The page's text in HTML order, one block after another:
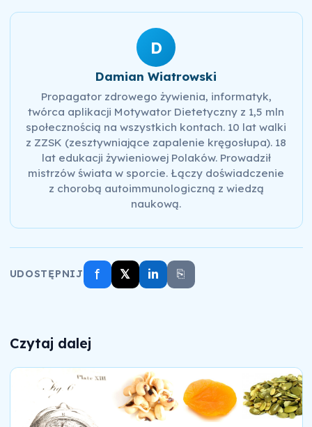
D
Damian Wiatrowski
Propagator zdrowego żywienia, informatyk,
twórca aplikacji Motywator Dietetyczny z 1,5 mln
społecznością na wszystkich kontach. 10 lat walki
z ZZSK (zesztywniające zapalenie kręgosłupa). 18
lat edukacji żywieniowej Polaków. Prowadził
mistrzów świata w sporcie. Łączy doświadczenie
z chorobą autoimmunologiczną z wiedzą
naukową.
UDOSTĘPNIJ f 𝕏 in ⎘
Czytaj dalej